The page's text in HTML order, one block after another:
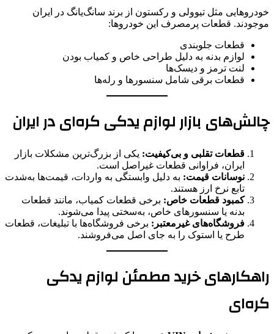
خودروهایی مثل تیوولی و رکستون از برند سانگ‌یانگ در ایران
موجودند. قطعات پرمصرف این خودروها:
قطعات جلوبندی
لوازم بدنه به دلیل طراحی خاص و کمیاب بودن
لنت ترمز و دیسک‌ها
قطعات برقی شامل سنسورها و رله‌ها
چالش‌های بازار لوازم یدکی کره‌ای در ایران
قطعات تقلبی و بی‌کیفیت: یکی از بزرگ‌ترین مشکلات بازار
ایران، فراوانی قطعات غیراصل است.
نوسانات قیمت: به دلیل وابستگی به واردات، قیمت‌ها به‌شدت
تابع نرخ ارز هستند.
کمبود قطعات خاص: برخی قطعات کمیاب، مانند قطعات
بدنه یا سنسورهای خاص، به‌سختی پیدا می‌شوند.
فروشگاه‌های غیرمعتبر: برخی فروشگاه‌ها با تبلیغات، قطعات
طرح یا استوک را به جای اصل می‌فروشند.
راهکارهای خرید مطمئن لوازم یدکی
کره‌ای